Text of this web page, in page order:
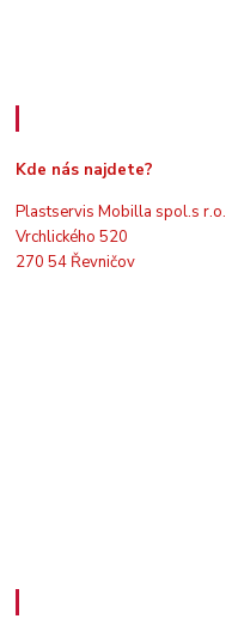
Kde nás najdete?
Plastservis Mobilla spol.s r.o.
Vrchlického 520
270 54 Řevničov